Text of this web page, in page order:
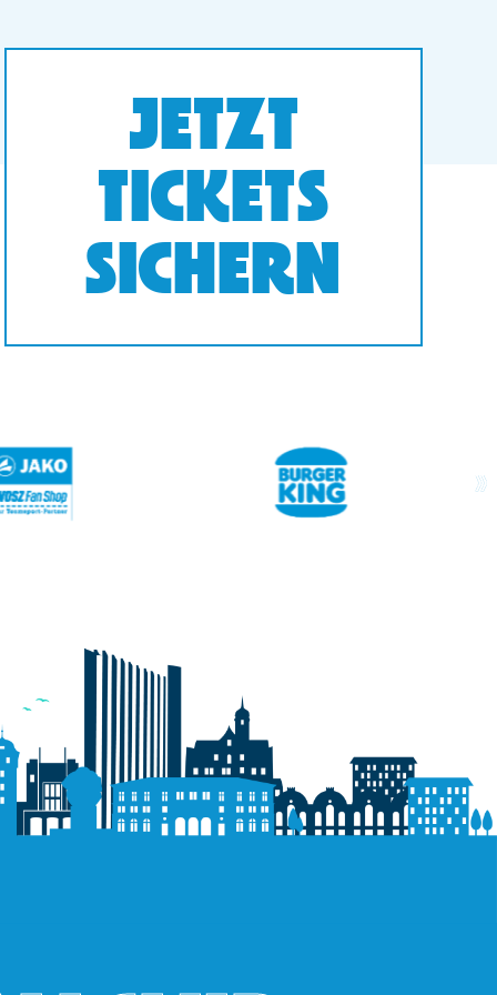
JETZT
TICKETS
SICHERN
next